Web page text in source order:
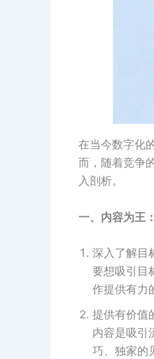
在当今数字化
而，随着竞争
入剖析。
一、内容为王
深入了解目
要想吸引目
作提供有力
提供有价值
内容是吸引
巧、独家的